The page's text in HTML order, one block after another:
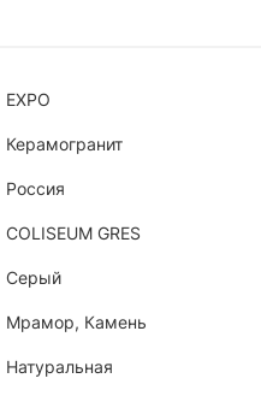
EXPO
Керамогранит
Россия
COLISEUM GRES
Серый
Мрамор, Камень
Натуральная